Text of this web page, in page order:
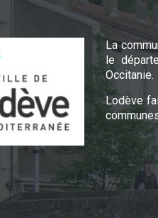
La
le
Occitanie.
Lodève